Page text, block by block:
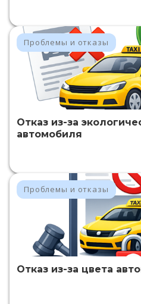
Проблемы и отказы
Отказ из-за
автомобиля
Проблемы и отказы
Отказ из-за цвета